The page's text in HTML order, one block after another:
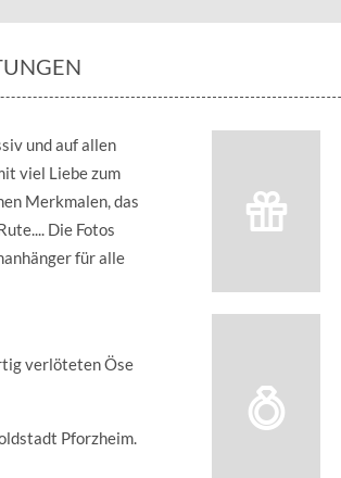
und auf allen
viel Liebe zum
Merkmalen, das
Die Fotos
für alle
verlöteten Öse
Pforzheim.